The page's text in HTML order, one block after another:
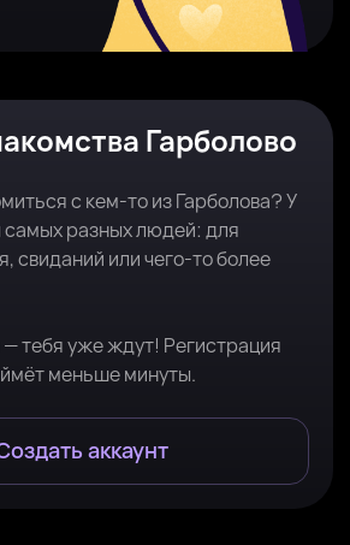
Гарболово
с кем-то из Гарболова? У
самых разных людей: для
свиданий или чего-то более
тебя уже ждут! Регистрация
меньше минуты.
аккаунт